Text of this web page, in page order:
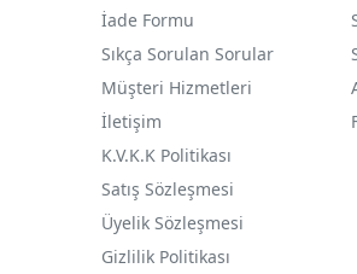
İade Formu
Sıkça Sorulan Sorular
Müşteri Hizmetleri
İletişim
K.V.K.K Politikası
Satış Sözleşmesi
Üyelik Sözleşmesi
Gizlilik Politikası